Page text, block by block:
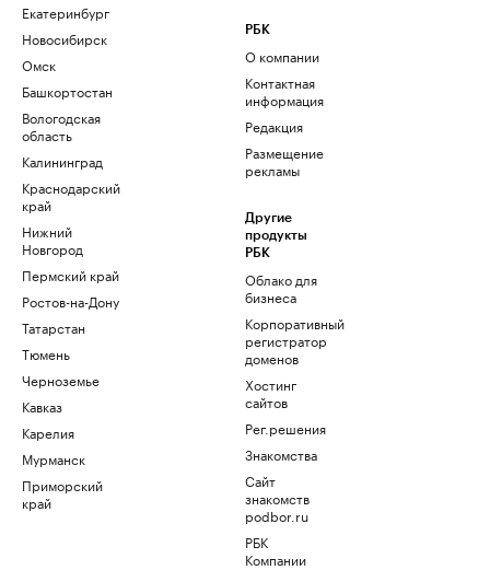
Екатеринбург
Новосибирск
Омск
Башкортостан
Вологодская
область
Калининград
Краснодарский
край
Нижний
Новгород
Пермский край
Ростов-на-Дону
Татарстан
Тюмень
Черноземье
Кавказ
Карелия
Мурманск
Приморский
край
РБК
О компании
Контактная
информация
Редакция
Размещение
рекламы
Другие
продукты
РБК
Облако для
бизнеса
Корпоративный
регистратор
доменов
Хостинг
сайтов
Рег.решения
Знакомства
Сайт
знакомств
podbor.ru
РБК
Компании